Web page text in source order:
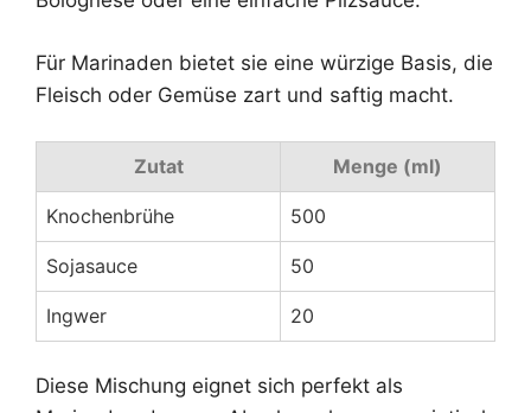
Für Marinaden bietet sie eine würzige Basis, die
Fleisch oder Gemüse zart und saftig macht.
Zutat Menge (ml)
Knochenbrühe 500
Sojasauce 50
Ingwer 20
Diese Mischung eignet sich perfekt als